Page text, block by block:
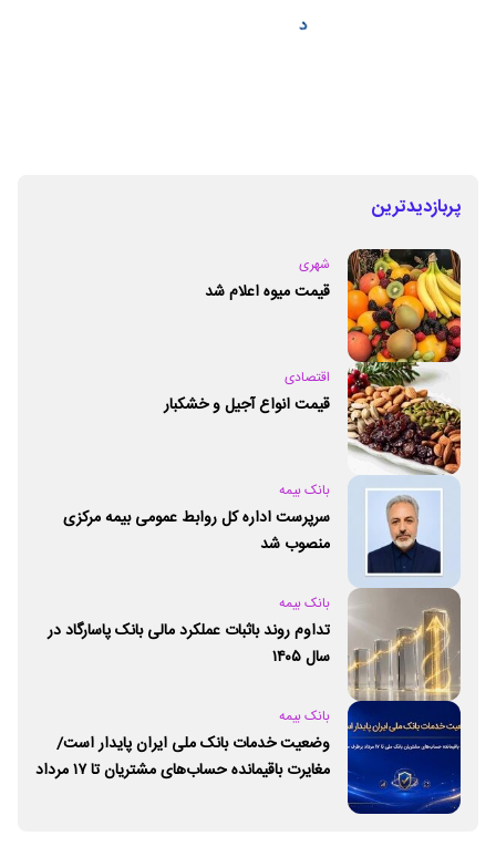
پربازدیدترین
شهری
قیمت میوه اعلام شد
اقتصادی
قیمت انواع آجیل و خشکبار
بانک بیمه
سرپرست اداره کل روابط عمومی بیمه مرکزی
منصوب شد
بانک بیمه
تداوم روند باثبات عملکرد مالی بانک پاسارگاد در
سال ۱۴۰۵
بانک بیمه
وضعیت خدمات بانک ملی ایران پایدار است/
مغایرت‌ باقیمانده حساب‌های مشتریان تا ۱۷ مرداد